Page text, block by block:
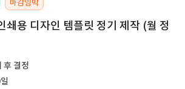
마감임박
쇄용 디자인 템플릿 정기 제작 (월 정
후 결정